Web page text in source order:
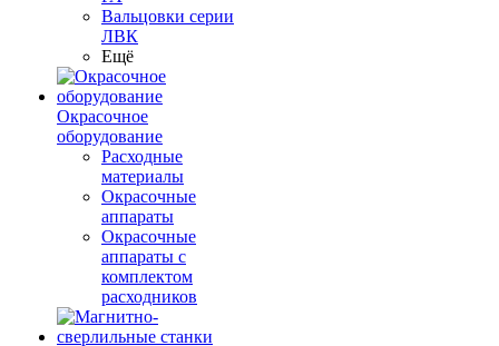
Вальцовки серии
ЛВК
Ещё
Окрасочное
оборудование
Расходные
материалы
Окрасочные
аппараты
Окрасочные
аппараты с
комплектом
расходников